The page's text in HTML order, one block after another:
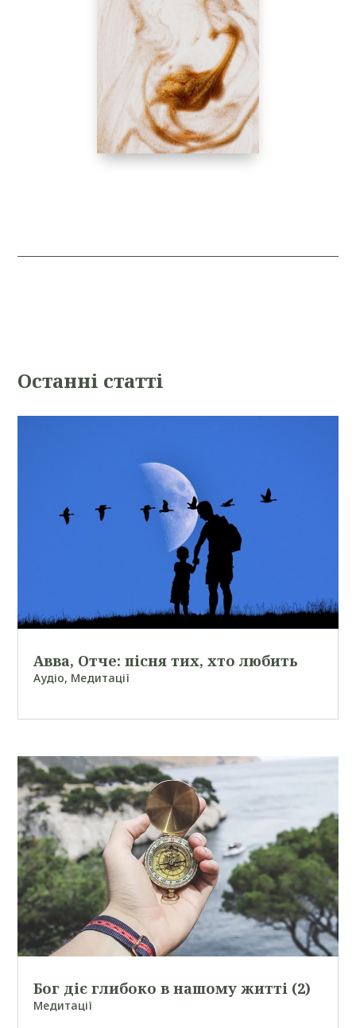
Oстанні статті
Авва, Отче: пісня тих, хто любить
Аудіо, Медитації
Бог діє глибоко в нашому житті (2)
Медитації